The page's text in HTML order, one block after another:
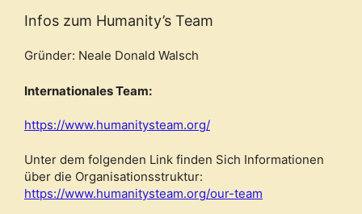
Infos zum Humanity’s Team
Gründer: Neale Donald Walsch
Internationales Team:
https://www.humanitysteam.org/
Unter dem folgenden Link finden Sich Informationen
über die Organisationsstruktur:
https://www.humanitysteam.org/our-team